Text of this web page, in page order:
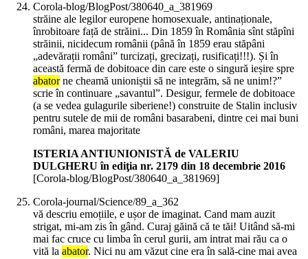
Corola-blog/BlogPost/380640_a_381969
străine ale legilor europene homosexuale, antinaționale,
înrobitoare față de străini... Din 1859 în România sînt stăpîni
străinii, nicidecum românii (până în 1859 erau stăpâni
„adevărații români” turcizați, grecizați, rusificați!!!). Și în
această fermă de dobitoace din care este o singură ieșire spre
abatorne cheamă unioniștii să ne integrăm, să ne unim!?”
scrie în continuare „savantul”. Desigur, fermele de dobitoace
(a se vedea gulagurile siberiene!) construite de Stalin inclusiv
pentru sutele de mii de români basarabeni, dintre cei mai buni
români, marea majoritate
ISTERIA ANTIUNIONISTĂ de VALERIU
DULGHERU în ediţia nr. 2179 din 18 decembrie 2016
[Corola-blog/BlogPost/380640_a_381969]
Corola-journal/Science/89_a_362
vă descriu emoțiile, e ușor de imaginat. Cand mam auzit
strigat, mi-am zis în gând. Curaj găină că te tăi! Uitând să-mi
mai fac cruce cu limba în cerul gurii, am intrat mai rău ca o
vită la abator. Nici nu am văzut cine era în sală-cine mai avea